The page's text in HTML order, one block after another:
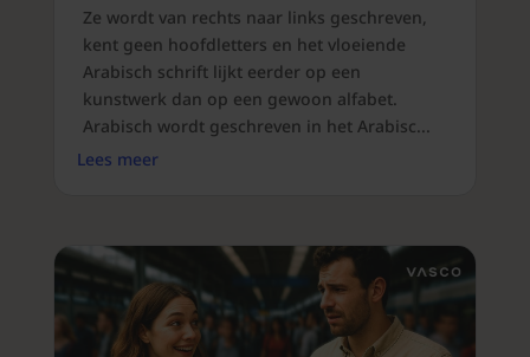
Ze wordt van rechts naar links geschreven,
kent geen hoofdletters en het vloeiende
Arabisch schrift lijkt eerder op een
kunstwerk dan op een gewoon alfabet.
Arabisch wordt geschreven in het Arabisc...
Lees meer